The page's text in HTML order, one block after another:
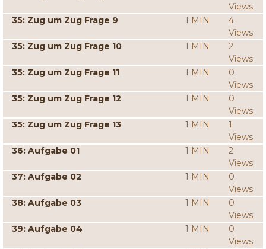
Views
35: Zug um Zug Frage 9
1 MIN
4
Views
35: Zug um Zug Frage 10
1 MIN
2
Views
35: Zug um Zug Frage 11
1 MIN
0
Views
35: Zug um Zug Frage 12
1 MIN
0
Views
35: Zug um Zug Frage 13
1 MIN
1
Views
36: Aufgabe 01
1 MIN
2
Views
37: Aufgabe 02
1 MIN
0
Views
38: Aufgabe 03
1 MIN
0
Views
39: Aufgabe 04
1 MIN
0
Views